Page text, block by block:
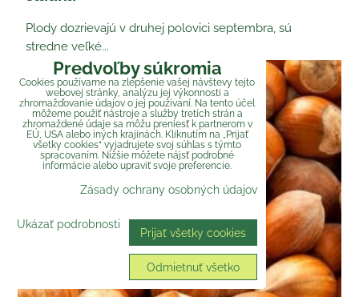
Plody dozrievajú v druhej polovici septembra, sú
stredne veľké...
Predvoľby súkromia
Cookies používame na zlepšenie vašej návštevy tejto
webovej stránky, analýzu jej výkonnosti a
zhromažďovanie údajov o jej používaní. Na tento účel
môžeme použiť nástroje a služby tretích strán a
zhromaždené údaje sa môžu preniesť k partnerom v
EÚ, USA alebo iných krajinách. Kliknutím na „Prijať
všetky cookies“ vyjadrujete svoj súhlas s týmto
spracovaním. Nižšie môžete nájsť podrobné
informácie alebo upraviť svoje preferencie.
Zásady ochrany osobných údajov
Ukázať podrobnosti
Prijať všetky cookies
Odmietnuť všetko